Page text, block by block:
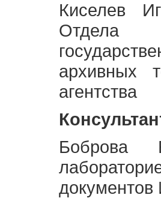
Киселев
Отдела
архивных
агентства
Боброва
документов